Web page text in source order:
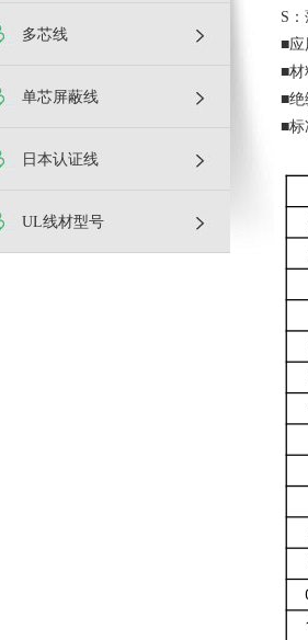
多芯线
单芯屏蔽线
日本认证线
UL线材型号
S
■应
■材
■绝
■标